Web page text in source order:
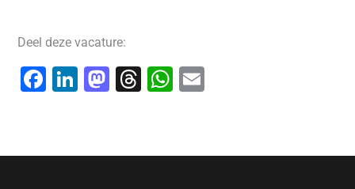
Deel deze vacature:
F
e
Li
e
M
o
T
a
W
s
l